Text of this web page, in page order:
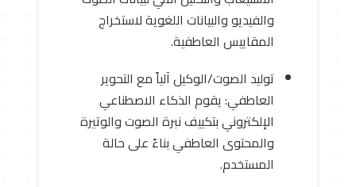
والفيديو والبيانات اللغوية لاستخراج
المقاييس العاطفية.
توليد الصوت/الوكيل آلياً مع التحوير
العاطفي: يقوم الذكاء الاصطناعي
الإلكتروني بتكييف نبرة الصوت والوتيرة
والمحتوى العاطفي بناءً على حالة
المستخدم.